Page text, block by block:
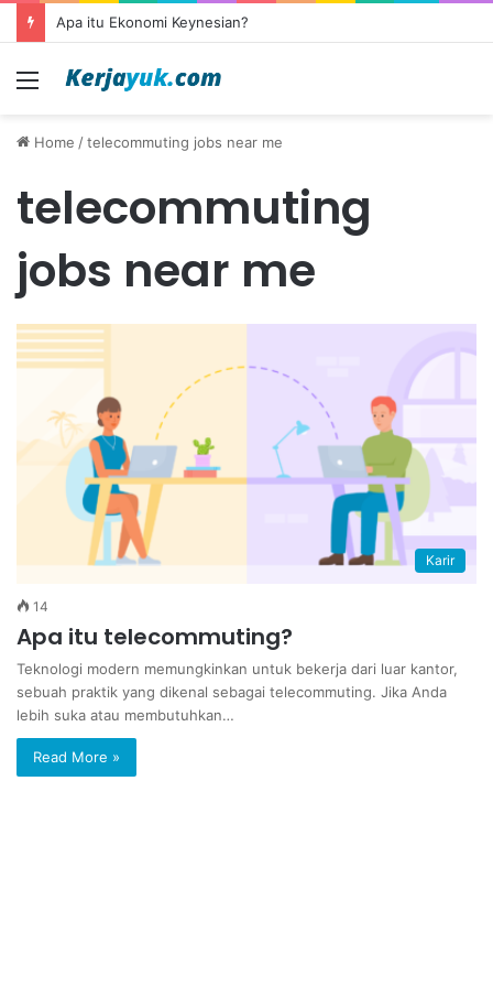
Apa itu Ekonomi Keynesian?
Menu
Home /telecommuting jobs near me
telecommuting
jobs near me
Karir
14
Apa itu telecommuting?
Teknologi modern memungkinkan untuk bekerja dari luar kantor,
sebuah praktik yang dikenal sebagai telecommuting. Jika Anda
lebih suka atau membutuhkan…
Read More »